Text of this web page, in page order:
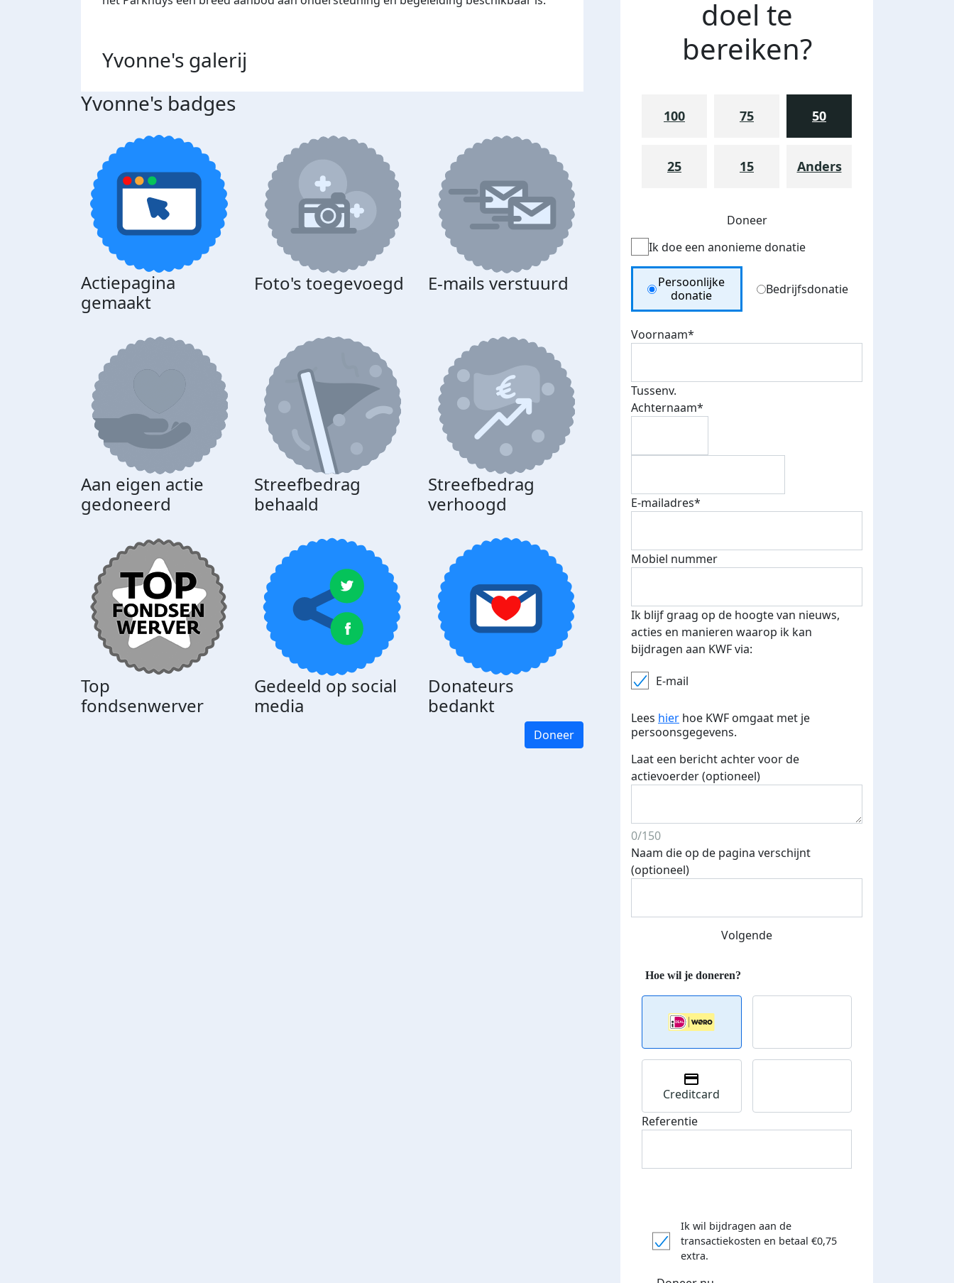
Yvonne's galerij
Yvonne's badges
Actiepagina
gemaakt
Foto's toegevoegd E-mails verstuurd
Aan eigen actie
gedoneerd
Streefbedrag
behaald
Streefbedrag
verhoogd
Top
fondsenwerver
Gedeeld op social
media
Donateurs
bedankt
Doneer
doel te
bereiken?
100 75 50
25 15 Anders
Doneer
Ik doe een anonieme donatie
Donation Type
Persoonlijke
donatie
Bedrijfsdonatie
Voornaam*
Tussenv.
Achternaam*
E-mailadres*
Mobiel nummer
Ik blijf graag op de hoogte van nieuws,
acties en manieren waarop ik kan
bijdragen aan KWF via:
E-mail
Lees hier hoe KWF omgaat met je
persoonsgegevens.
Laat een bericht achter voor de
actievoerder (optioneel)
0/150
Naam die op de pagina verschijnt
(optioneel)
Volgende
Creditcard
Referentie
Ik wil bijdragen aan de
transactiekosten en betaal €0,75
extra.